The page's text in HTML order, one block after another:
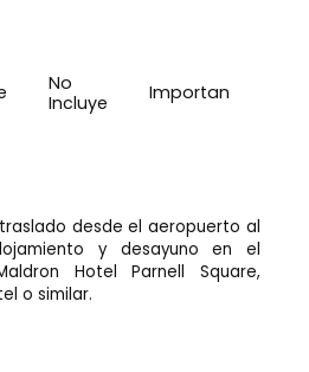
No
Incluye
Importante
desde el aeropuerto al
y desayuno en el
Hotel Parnell Square,
o similar.